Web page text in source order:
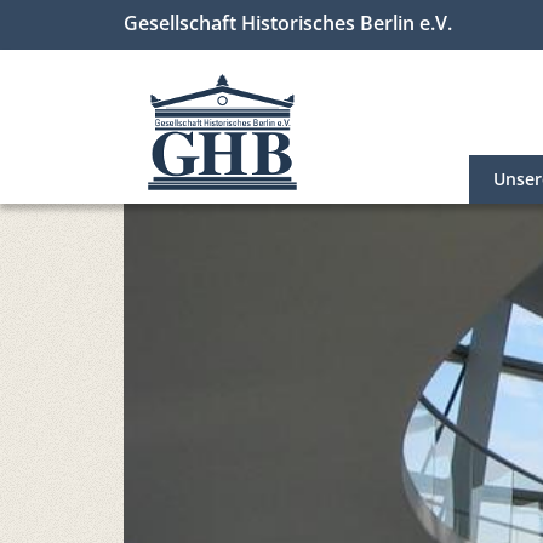
Gesellschaft Historisches Berlin e.V.